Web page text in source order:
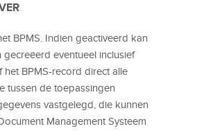
BPMS. Indien geactiveerd kan
eventueel inclusief
BPMS-record direct alle
tussen de toepassingen
vastgelegd, die kunnen
Management Systeem